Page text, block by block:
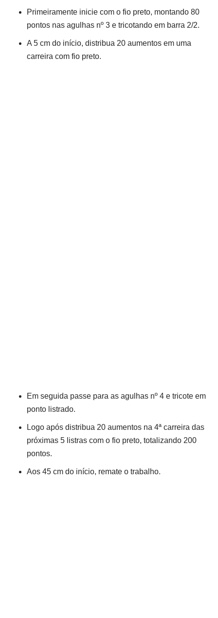
Primeiramente inicie com o fio preto, montando 80
pontos nas agulhas nº 3 e tricotando em barra 2/2.
A 5 cm do início, distribua 20 aumentos em uma
carreira com fio preto.
Em seguida passe para as agulhas nº 4 e tricote em
ponto listrado.
Logo após distribua 20 aumentos na 4ª carreira das
próximas 5 listras com o fio preto, totalizando 200
pontos.
Aos 45 cm do início, remate o trabalho.